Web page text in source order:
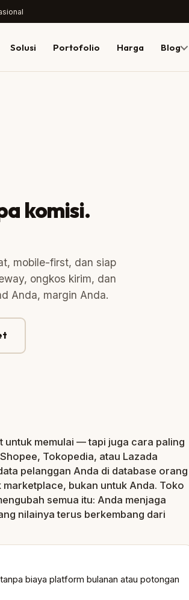
Solusi Portofolio Harga Blog
komisi.
mobile-first, dan siap
ongkos kirim, dan
Anda, margin Anda.
memulai — tapi juga cara paling
Tokopedia, atau Lazada
pelanggan Anda di database orang
bukan untuk Anda. Toko
semua itu: Anda menjaga
nilainya terus berkembang dari
biaya platform bulanan atau potongan